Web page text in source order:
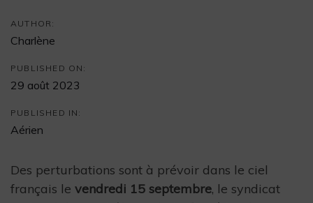
AUTHOR:
Charlène
PUBLISHED ON:
29 août 2023
PUBLISHED IN:
Aérien
Des perturbations sont à prévoir dans le ciel
français le vendredi 15 septembre, le syndicat